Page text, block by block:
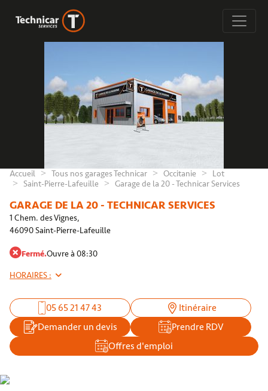
Accueil Tous nos garages Technicar Occitanie
Lot
Saint-Pierre-Lafeuille
Garage de la 20 - Technicar Services
GARAGE DE LA 20 - TECHNICAR SERVICES
1 Chem. des Vignes,
46090 Saint-Pierre-Lafeuille
Fermé.Ouvre à 08:30
HORAIRES :
05 65 21 47 43
Itinéraire
Demander un devis
Prendre RDV
Offres d'emploi